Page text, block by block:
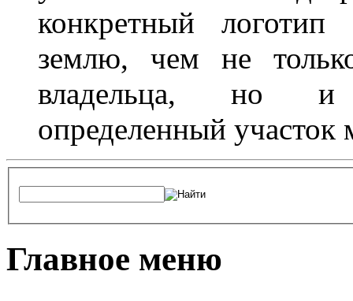
конкретный логотип
землю, чем не
владельца, но и
определенный участок
Главное меню